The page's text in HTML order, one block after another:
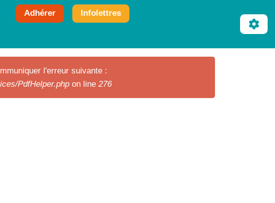
Adhérer Infolettres
l'erreur suivante :
PdfHelper.php on line 276